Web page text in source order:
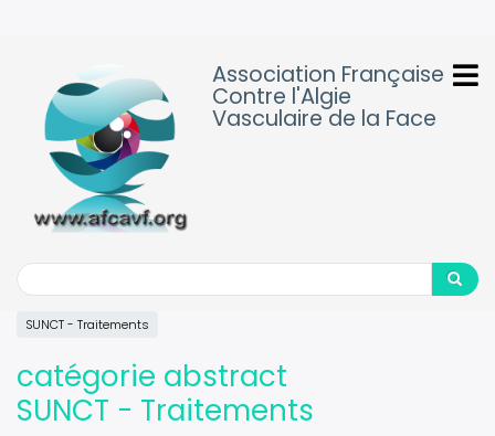
Association Française
Contre l'Algie
Vasculaire de la Face
Search
Search
SUNCT - Traitements
catégorie abstract
SUNCT - Traitements